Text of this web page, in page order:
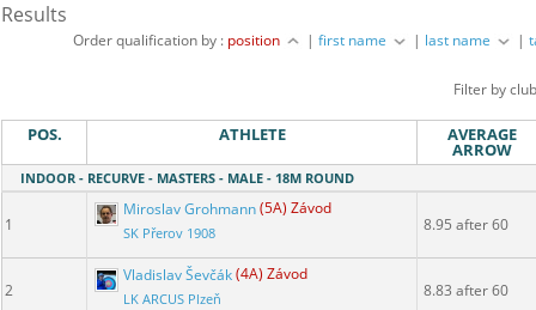
Results
Order qualification by : position |first name | last name |
Filter by
POS. ATHLETE AVERAGE
ARROW
INDOOR - RECURVE - MASTERS - MALE - 18M ROUND
1
Miroslav Grohmann(5A) Závod
SK Přerov 1908 8.95 after 60
2
Vladislav Ševčák(4A) Závod
LK ARCUS Plzeň 8.83 after 60